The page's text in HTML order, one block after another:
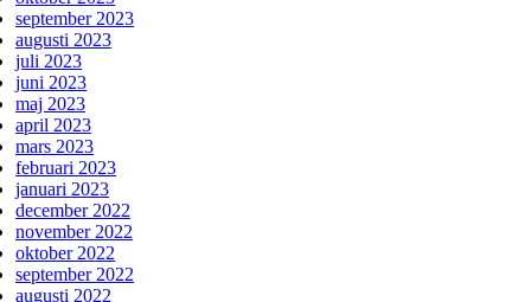
september 2023
augusti 2023
juli 2023
juni 2023
maj 2023
april 2023
mars 2023
februari 2023
januari 2023
december 2022
november 2022
oktober 2022
september 2022
augusti 2022